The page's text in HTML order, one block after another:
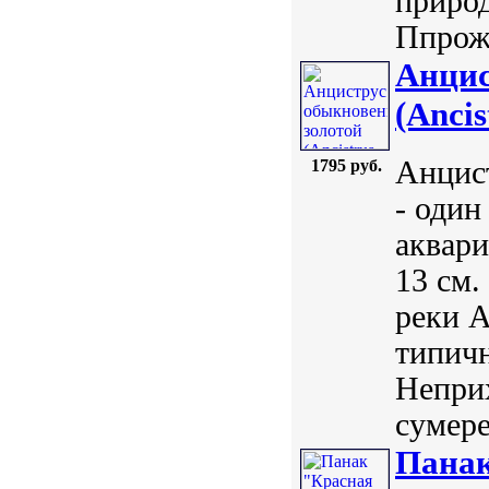
1795 руб.
- один
13 см.
реки